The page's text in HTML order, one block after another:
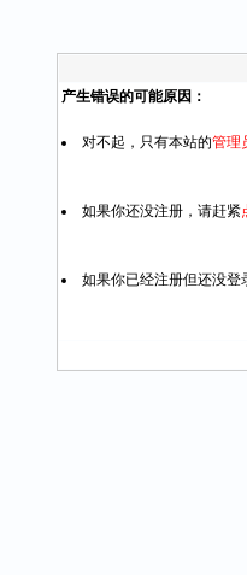
产生错误的可能原因：
对不起，只有本站的管理
如果你还没注册，请赶紧
如果你已经注册但还没登